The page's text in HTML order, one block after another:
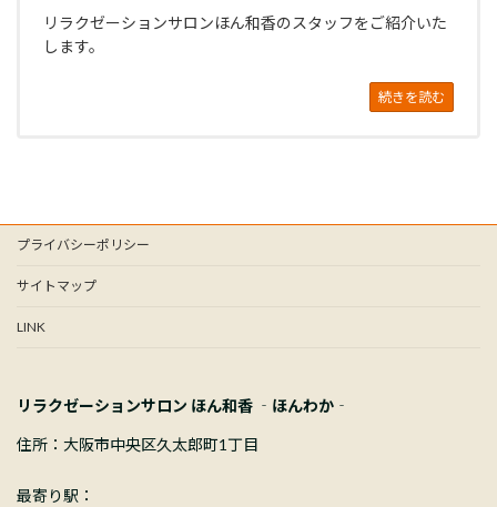
リラクゼーションサロンほん和香のスタッフをご紹介いた
します。
続きを読む
プライバシーポリシー
サイトマップ
LINK
リラクゼーションサロン ほん和香 ‐ほんわか‐
住所：大阪市中央区久太郎町1丁目
最寄り駅：